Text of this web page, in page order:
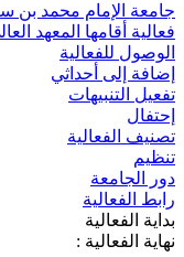
جامعة الإمام محمد بن
فعالية أقامها المعهد
الوصول للفعالية
إضافة إلى أحداثي
تفعيل التنبيهات
إحتفال
تصنيف الفعالية
تنظيم
دور الجامعة
رابط الفعالية
بداية الفعالية
نهاية الفعالية :